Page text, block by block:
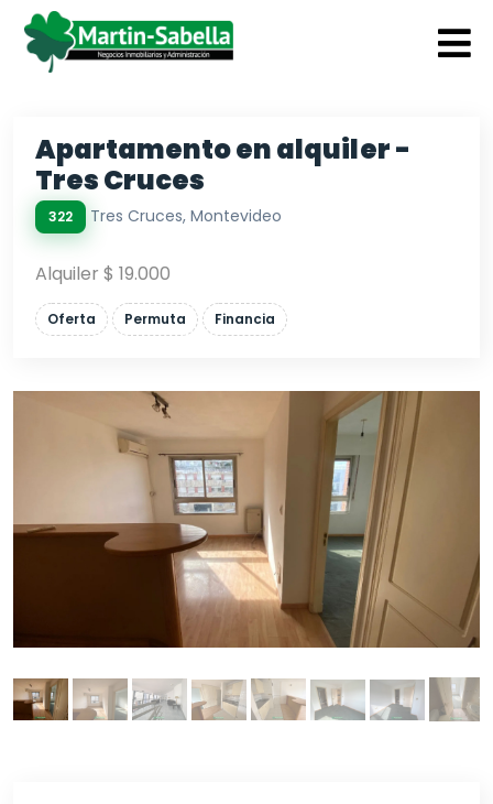
Apartamento en alquiler -
Tres Cruces
322 Tres Cruces, Montevideo
Alquiler $ 19.000
Oferta Permuta Financia